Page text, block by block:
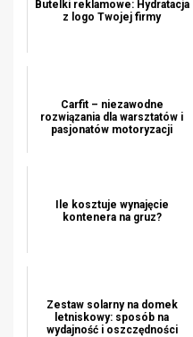
Butelki reklamowe: Hydratacja
z logo Twojej firmy
Carfit – niezawodne
rozwiązania dla warsztatów i
pasjonatów motoryzacji
Ile kosztuje wynajęcie
kontenera na gruz?
Zestaw solarny na domek
letniskowy: sposób na
wydajność i oszczędności